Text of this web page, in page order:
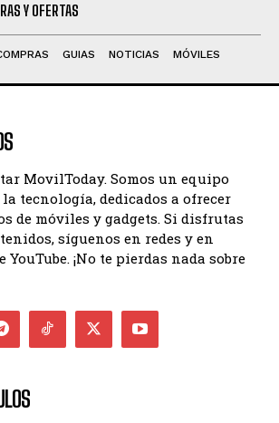
Y OFERTAS
GUIAS NOTICIAS MÓVILES
MovilToday. Somos un equipo
tecnología, dedicados a ofrecer
de móviles y gadgets. Si disfrutas
síguenos en redes y en
¡No te pierdas nada sobre